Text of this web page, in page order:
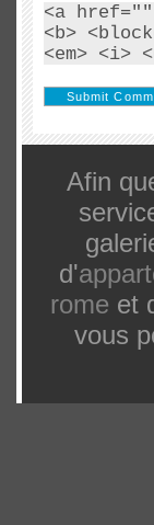
<a
<b>
<em> <i>
Afin
d'
rome et
vous